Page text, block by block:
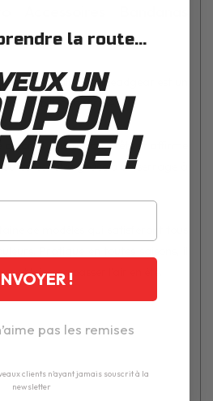
Flames
américaine Zanheadgear est un
de biker confirmé.
coton, il couvre votre tête et affirme
les têtes grâce à un serrage à
de modèles qui satisferont tous
et laissera passer l'air en été.
la route...
UN
!
!
pas les remises
clients n'ayant jamais souscrit à la
newsletter